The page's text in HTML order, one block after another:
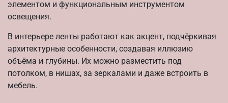
элементом и функциональным инструментом
освещения.
В интерьере ленты работают как акцент, подчёркивая
архитектурные особенности, создавая иллюзию
объёма и глубины. Их можно разместить под
потолком, в нишах, за зеркалами и даже встроить в
мебель.